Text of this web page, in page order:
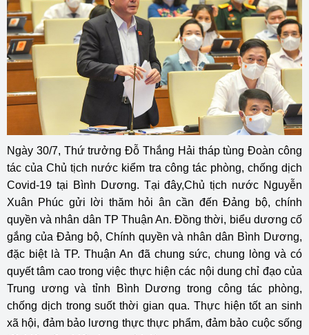
Ngày 30/7, Thứ trưởng Đỗ Thắng Hải tháp tùng Đoàn công
tác của Chủ tịch nước kiểm tra công tác phòng, chống dịch
Covid-19 tại Bình Dương. Tại đây,Chủ tịch nước Nguyễn
Xuân Phúc gửi lời thăm hỏi ân cần đến Đảng bộ, chính
quyền và nhân dân TP Thuận An. Đồng thời, biểu dương cố
gắng của Đảng bộ, Chính quyền và nhân dân Bình Dương,
đặc biệt là TP. Thuận An đã chung sức, chung lòng và có
quyết tâm cao trong việc thực hiện các nội dung chỉ đạo của
Trung ương và tỉnh Bình Dương trong công tác phòng,
chống dịch trong suốt thời gian qua. Thực hiện tốt an sinh
xã hội, đảm bảo lương thực thực phẩm, đảm bảo cuộc sống